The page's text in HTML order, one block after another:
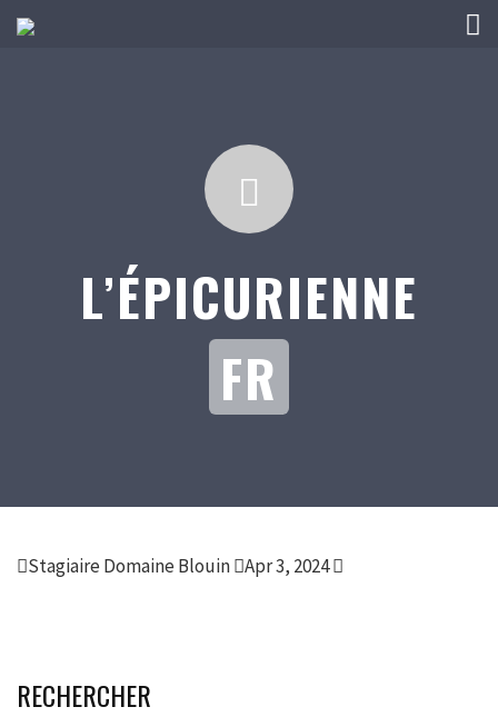
L’ÉPICURIENNE
FR
Stagiaire Domaine Blouin Apr 3, 2024
RECHERCHER